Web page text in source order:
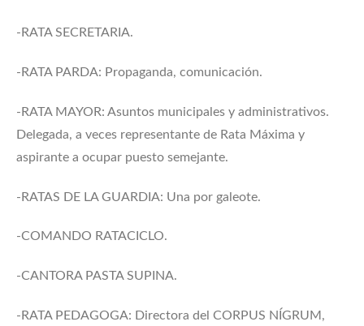
-RATA SECRETARIA.
-RATA PARDA: Propaganda, comunicación.
-RATA MAYOR: Asuntos municipales y administrativos.
Delegada, a veces representante de Rata Máxima y
aspirante a ocupar puesto semejante.
-RATAS DE LA GUARDIA: Una por galeote.
-COMANDO RATACICLO.
-CANTORA PASTA SUPINA.
-RATA PEDAGOGA: Directora del CORPUS NÍGRUM,